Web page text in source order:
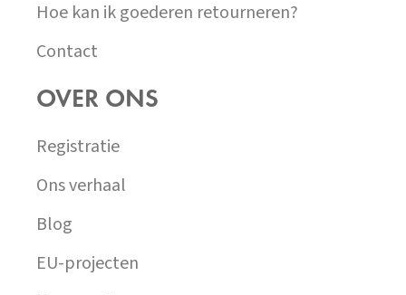
Hoe kan ik goederen retourneren?
Contact
OVER ONS
Registratie
Ons verhaal
Blog
EU-projecten